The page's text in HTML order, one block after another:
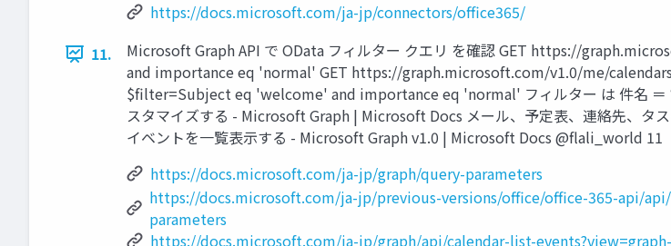
https://docs.microsoft.com/ja-jp/connectors/office365/
11.
Microsoft Graph API で OData フィルター クエリ を確認 GET https://
and importance eq 'normal' GET https://graph.microsoft.com/v1.0/me/
$filter=Subject eq 'welcome' and importance eq 'normal' フィルター は 件名 ＝
スタマイズする - Microsoft Graph | Microsoft Docs メール、予定表、連絡先、タ
イベントを一覧表示する - Microsoft Graph v1.0 | Microsoft Docs @flali_world 11
https://docs.microsoft.com/ja-jp/graph/query-parameters
https://docs.microsoft.com/ja-jp/previous-versions/office/office-365-api/
parameters
https://docs.microsoft.com/ja-jp/graph/api/calendar-list-